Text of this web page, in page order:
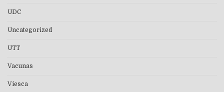
UDC
Uncategorized
UTT
Vacunas
Viesca